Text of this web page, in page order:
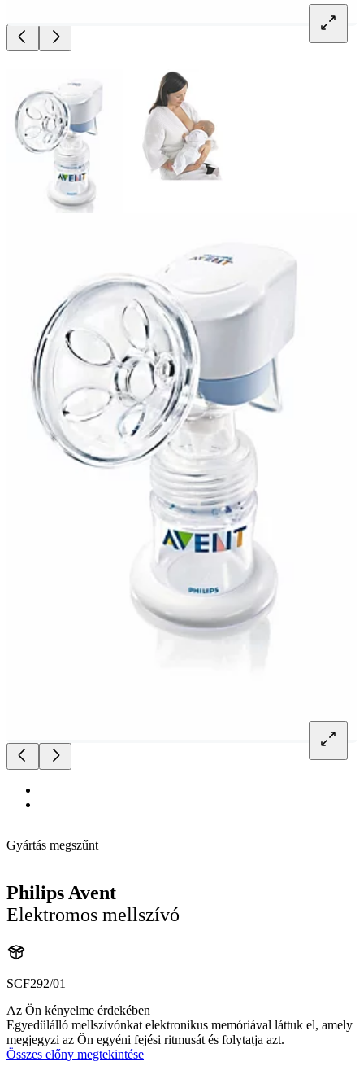
Gyártás megszűnt
Philips Avent
Elektromos mellszívó
SCF292/01
Az Ön kényelme érdekében
Egyedülálló mellszívónkat elektronikus memóriával láttuk el, amely
megjegyzi az Ön egyéni fejési ritmusát és folytatja azt.
Összes előny megtekintése